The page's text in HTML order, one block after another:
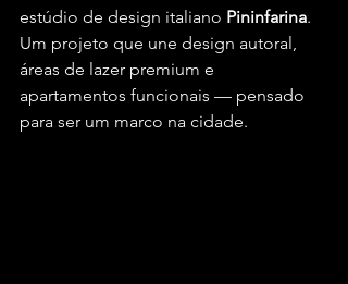
estúdio de design italiano Pininfarina.
Um projeto que une design autoral,
áreas de lazer premium e
apartamentos funcionais — pensado
para ser um marco na cidade.